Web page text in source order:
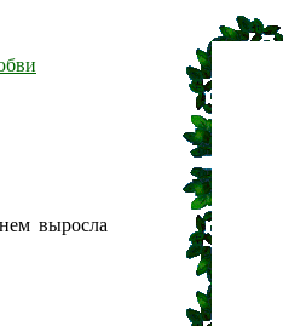
выросла